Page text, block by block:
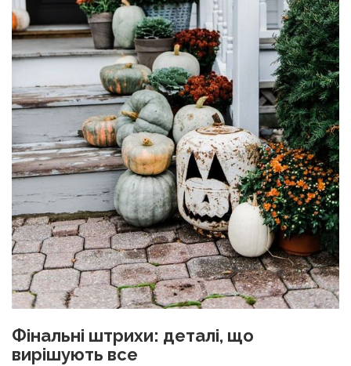
Фінальні штрихи: деталі, що
вирішують все